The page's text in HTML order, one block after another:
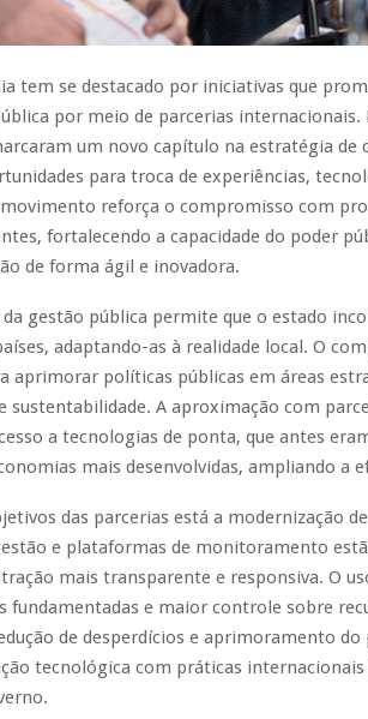
tem se destacado por iniciativas que
por meio de parcerias internacionais.
um novo capítulo na estratégia de
para troca de experiências,
reforça o compromisso com
fortalecendo a capacidade do poder
de forma ágil e inovadora.
gestão pública permite que o estado
adaptando-as à realidade local. O
aprimorar políticas públicas em áreas
sustentabilidade. A aproximação com
a tecnologias de ponta, que antes
mais desenvolvidas, ampliando a
das parcerias está a modernização
e plataformas de monitoramento
mais transparente e responsiva. O
fundamentadas e maior controle sobre
de desperdícios e aprimoramento
tecnológica com práticas